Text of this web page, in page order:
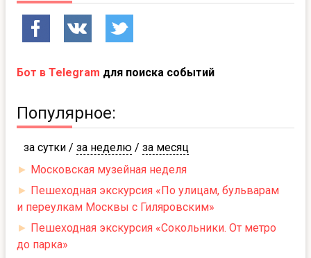
Бот в Telegram для поиска событий
Популярное:
за сутки / за неделю / за месяц
► Московская музейная неделя
► Пешеходная экскурсия «По улицам, бульварам
и переулкам Москвы с Гиляровским»
► Пешеходная экскурсия «Сокольники. От метро
до парка»